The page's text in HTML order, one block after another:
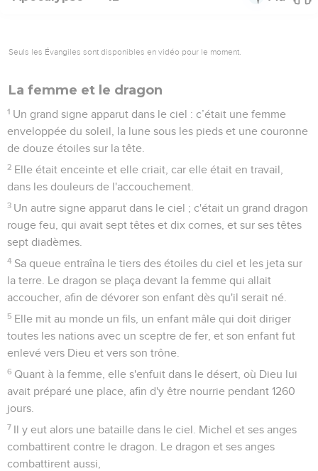
Seuls les Évangiles sont disponibles en vidéo pour le moment.
La femme et le dragon
1 Un grand signe apparut dans le ciel : c’était une femme
enveloppée du soleil, la lune sous les pieds et une couronne
de douze étoiles sur la tête.
2 Elle était enceinte et elle criait, car elle était en travail,
dans les douleurs de l'accouchement.
3 Un autre signe apparut dans le ciel ; c'était un grand dragon
rouge feu, qui avait sept têtes et dix cornes, et sur ses têtes
sept diadèmes.
4 Sa queue entraîna le tiers des étoiles du ciel et les jeta sur
la terre. Le dragon se plaça devant la femme qui allait
accoucher, afin de dévorer son enfant dès qu'il serait né.
5 Elle mit au monde un fils, un enfant mâle qui doit diriger
toutes les nations avec un sceptre de fer, et son enfant fut
enlevé vers Dieu et vers son trône.
6 Quant à la femme, elle s'enfuit dans le désert, où Dieu lui
avait préparé une place, afin d'y être nourrie pendant 1260
jours.
7 Il y eut alors une bataille dans le ciel. Michel et ses anges
combattirent contre le dragon. Le dragon et ses anges
combattirent aussi,